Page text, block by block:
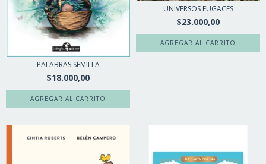
PALABRAS SEMILLA
$18.000,00
UNIVERSOS FUGACES
$23.000,00